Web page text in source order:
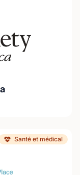
Santé et médical